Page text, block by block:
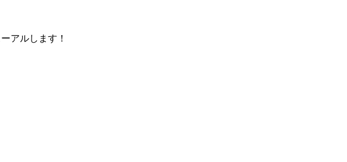
アルします！